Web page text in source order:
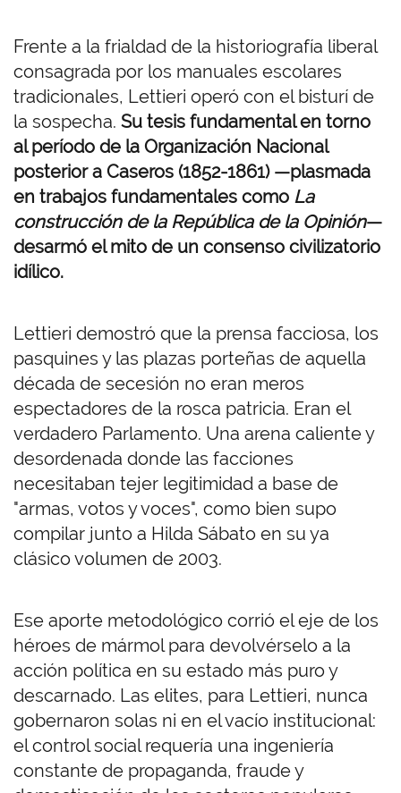
Frente a la frialdad de la historiografía liberal
consagrada por los manuales escolares
tradicionales, Lettieri operó con el bisturí de
la sospecha. Su tesis fundamental en torno
al período de la Organización Nacional
posterior a Caseros (1852-1861) —plasmada
en trabajos fundamentales como La
construcción de la República de la Opinión—
desarmó el mito de un consenso civilizatorio
idílico.
Lettieri demostró que la prensa facciosa, los
pasquines y las plazas porteñas de aquella
década de secesión no eran meros
espectadores de la rosca patricia. Eran el
verdadero Parlamento. Una arena caliente y
desordenada donde las facciones
necesitaban tejer legitimidad a base de
"armas, votos y voces", como bien supo
compilar junto a Hilda Sábato en su ya
clásico volumen de 2003.
Ese aporte metodológico corrió el eje de los
héroes de mármol para devolvérselo a la
acción política en su estado más puro y
descarnado. Las elites, para Lettieri, nunca
gobernaron solas ni en el vacío institucional:
el control social requería una ingeniería
constante de propaganda, fraude y